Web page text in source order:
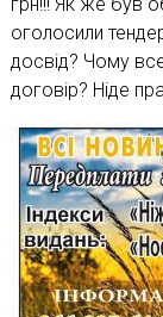
оголосили
досвід? Чому
договір? Ніде